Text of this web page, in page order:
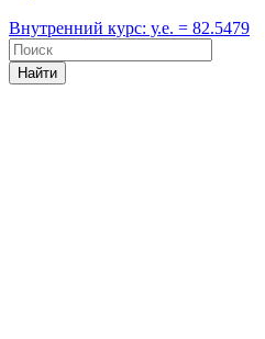
Внутренний курс: у.е. = 82.5479
Найти